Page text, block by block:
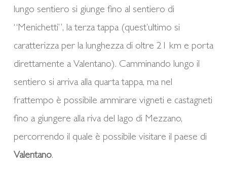
lungo sentiero si giunge fino al sentiero di
“Menichetti”, la terza tappa (quest’ultimo si
caratterizza per la lunghezza di oltre 21 km e porta
direttamente a Valentano). Camminando lungo il
sentiero si arriva alla quarta tappa, ma nel
frattempo è possibile ammirare vigneti e castagneti
fino a giungere alla riva del lago di Mezzano,
percorrendo il quale è possibile visitare il paese di
Valentano.